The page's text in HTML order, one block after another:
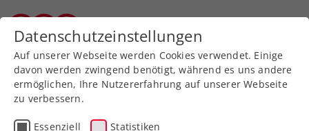
Aktuelle News
Datenschutzeinstellungen
Auf unserer Webseite werden Cookies verwendet. Einige
davon werden zwingend benötigt, während es uns andere
ermöglichen, Ihre Nutzererfahrung auf unserer Webseite
zu verbessern.
Essenziell Statistiken